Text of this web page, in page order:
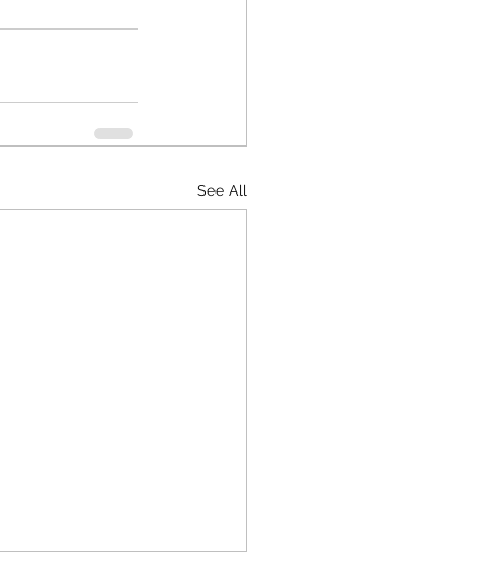
See All